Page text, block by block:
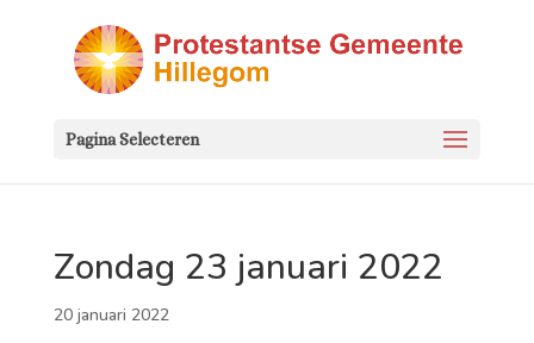
Pagina Selecteren
Zondag 23 januari 2022
20 januari 2022